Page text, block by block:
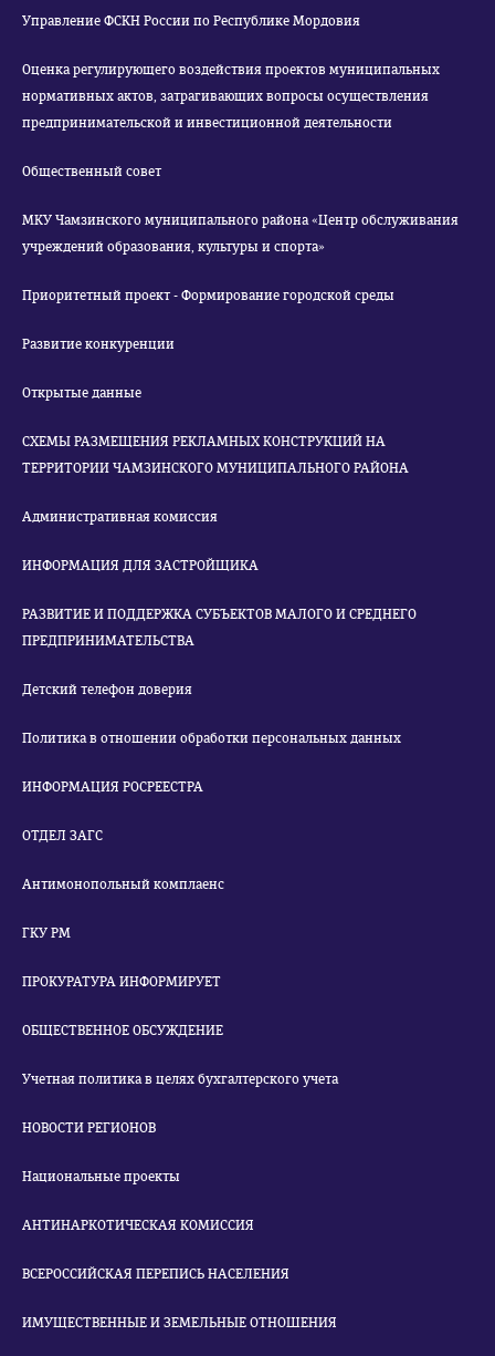
Управление ФСКН России по Республике Мордовия
Оценка регулирующего воздействия проектов муниципальных
нормативных актов, затрагивающих вопросы осуществления
предпринимательской и инвестиционной деятельности
Общественный совет
МКУ Чамзинского муниципального района «Центр обслуживания
учреждений образования, культуры и спорта»
Приоритетный проект - Формирование городской среды
Развитие конкуренции
Открытые данные
СХЕМЫ РАЗМЕЩЕНИЯ РЕКЛАМНЫХ КОНСТРУКЦИЙ НА
ТЕРРИТОРИИ ЧАМЗИНСКОГО МУНИЦИПАЛЬНОГО РАЙОНА
Административная комиссия
ИНФОРМАЦИЯ ДЛЯ ЗАСТРОЙЩИКА
РАЗВИТИЕ И ПОДДЕРЖКА СУБЪЕКТОВ МАЛОГО И СРЕДНЕГО
ПРЕДПРИНИМАТЕЛЬСТВА
Детский телефон доверия
Политика в отношении обработки персональных данных
ИНФОРМАЦИЯ РОСРЕЕСТРА
ОТДЕЛ ЗАГС
Антимонопольный комплаенс
ГКУ РМ
ПРОКУРАТУРА ИНФОРМИРУЕТ
ОБЩЕСТВЕННОЕ ОБСУЖДЕНИЕ
Учетная политика в целях бухгалтерского учета
НОВОСТИ РЕГИОНОВ
Национальные проекты
АНТИНАРКОТИЧЕСКАЯ КОМИССИЯ
ВСЕРОССИЙСКАЯ ПЕРЕПИСЬ НАСЕЛЕНИЯ
ИМУЩЕСТВЕННЫЕ И ЗЕМЕЛЬНЫЕ ОТНОШЕНИЯ